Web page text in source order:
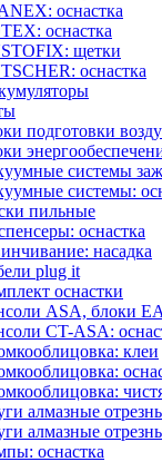
оснастка
оснастка
щетки
оснастка
подготовки
системы
системы:
пильные
оснастка
насадка
plug it
оснастки
ASA, блоки
CT-ASA:
клеи
алмазные
алмазные
оснастка